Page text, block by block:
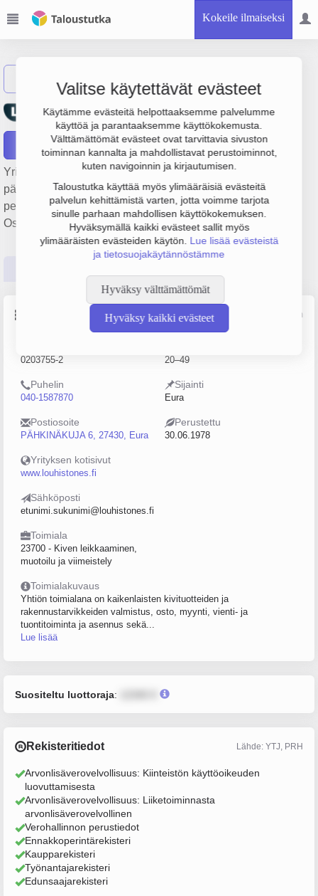
Kokeile ilmaiseksi
Valitse käytettävät evästeet
Käytämme evästeitä helpottaaksemme palvelumme
käyttöä ja parantaaksemme käyttökokemusta.
Välttämättömät evästeet ovat tarvittavia sivuston
toiminnan kannalta ja mahdollistavat perustoiminnot,
kuten navigoinnin ja kirjautumisen.
Taloustutka käyttää myös ylimääräisiä evästeitä
palvelun kehittämistä varten, jotta voimme tarjota
sinulle parhaan mahdollisen käyttökokemuksen.
Hyväksymällä kaikki evästeet sallit myös
ylimääräisten evästeiden käytön. Lue lisää evästeistä
ja tietosuojakäytännöstämme
Hyväksy välttämättömät
Hyväksy kaikki evästeet
Vientikivi Oy Finland
Raportit
Yrityksen Vientikivi Oy Finland liiketulos on 140 000 €. Sen
päätoimiala on Kiven leikkaaminen, muotoilu ja viimeistely,
perustamisvuosi 1978 ja sijainti Eura. Yrityksen yhtiömuoto
Osakeyhtiö (OY).
Lähde: YTJ, PRH, Traficom
0203755-2 20–49
Puhelin
040-1587870
Sijainti
Eura
Postiosoite
PÄHKINÄKUJA 6, 27430, Eura
Perustettu
30.06.1978
Yrityksen kotisivut
www.louhistones.fi
Sähköposti
etunimi.sukunimi@louhistones.fi
Toimiala
23700 - Kiven leikkaaminen,
muotoilu ja viimeistely
Toimialakuvaus
Yhtiön toimialana on kaikenlaisten kivituotteiden ja
rakennustarvikkeiden valmistus, osto, myynti, vienti- ja
tuontitoiminta ja asennus sekä...
Lue lisää
Suositeltu luottoraja:
Rekisteritiedot Lähde: YTJ, PRH
Arvonlisäverovelvollisuus: Kiinteistön käyttöoikeuden
luovuttamisesta
Arvonlisäverovelvollisuus: Liiketoiminnasta
arvonlisäverovelvollinen
Verohallinnon perustiedot
Ennakkoperintärekisteri
Kaupparekisteri
Työnantajarekisteri
Edunsaajarekisteri